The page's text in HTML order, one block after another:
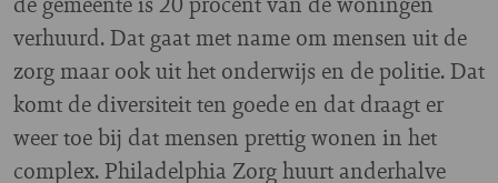
verhuurd. Dat gaat met name om mensen uit de
zorg maar ook uit het onderwijs en de politie. Dat
komt de diversiteit ten goede en dat draagt er
weer toe bij dat mensen prettig wonen in het
complex. Philadelphia Zorg huurt anderhalve